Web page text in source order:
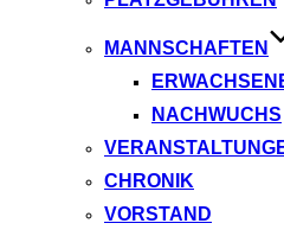
MANNSCHAFTEN
NACHWUCHS
CHRONIK
VORSTAND